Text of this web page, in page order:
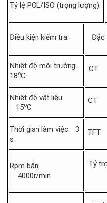
Tỷ lệ POL/ISO (trọng lượng):
Điều kiện kiểm tra: Đặc
Nhiệt độ môi trường:
18oC
Nhiệt độ vật liệu:
15oC
Thời gian làm việc: 3
s
Rpm bắn:
4000r/min
Tỷ